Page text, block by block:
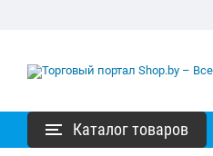
Каталог товаров